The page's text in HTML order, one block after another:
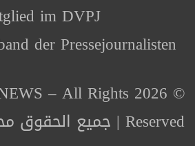
im DVPJ
der Pressejournalisten
NEWS – All Rights
Reserved | جميع الحقوق محفوظة